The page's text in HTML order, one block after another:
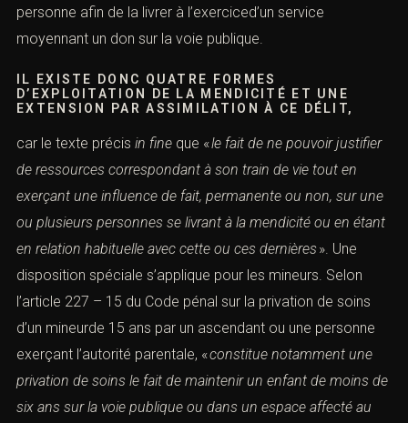
personne afin de la livrer à l’exerciced’un service
moyennant un don sur la voie publique.
IL EXISTE DONC QUATRE FORMES
D’EXPLOITATION DE LA MENDICITÉ ET UNE
EXTENSION PAR ASSIMILATION À CE DÉLIT,
car le texte précis in fine que «le fait de ne pouvoir justifier
de ressources correspondant à son train de vie tout en
exerçant une influence de fait, permanente ou non, sur une
ou plusieurs personnes se livrant à la mendicité ou en étant
en relation habituelle avec cette ou ces dernières ». Une
disposition spéciale s’applique pour les mineurs. Selon
l’article 227 – 15 du Code pénal sur la privation de soins
d’un mineurde 15 ans par un ascendant ou une personne
exerçant l’autorité parentale, «constitue notamment une
privation de soins le fait de maintenir un enfant de moins de
six ans sur la voie publique ou dans un espace affecté au